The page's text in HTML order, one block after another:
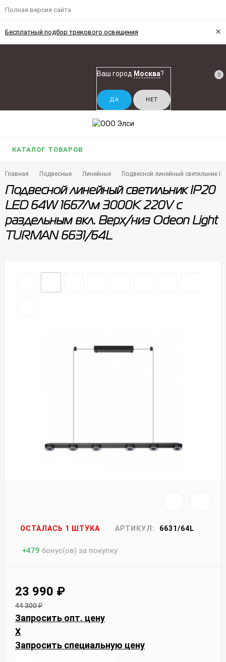
Полная версия сайта
Бесплатный подбор трекового освещения ×
Ваш город Москва? 0
КАТАЛОГ ТОВАРОВ
Главная Подвесные Линейные Подвесной линейный светильник
Подвесной линейный светильник IP20
LED 64W 1667Лм 3000K 220V с
раздельным вкл. Верх/низ Odeon Light
TURMAN 6631/64L
ОСТАЛАСЬ 1 ШТУКА АРТИКУЛ: 6631/64L
+479 бонус(ов) за покупку
23 990 ₽
44 300₽
Запросить опт. цену
X
Запросить специальную цену